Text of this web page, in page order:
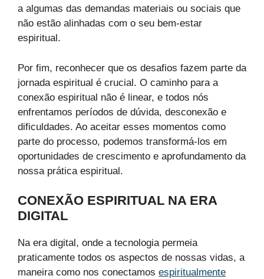
a algumas das demandas materiais ou sociais que
não estão alinhadas com o seu bem-estar
espiritual.
Por fim, reconhecer que os desafios fazem parte da
jornada espiritual é crucial. O caminho para a
conexão espiritual não é linear, e todos nós
enfrentamos períodos de dúvida, desconexão e
dificuldades. Ao aceitar esses momentos como
parte do processo, podemos transformá-los em
oportunidades de crescimento e aprofundamento da
nossa prática espiritual.
CONEXÃO ESPIRITUAL NA ERA
DIGITAL
Na era digital, onde a tecnologia permeia
praticamente todos os aspectos de nossas vidas, a
maneira como nos conectamos espiritualmente